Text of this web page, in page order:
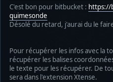
C'est bon pour bitbucket : https://
quimesonde
Désolé du retard, j'aurai du le
Pour récupérer les infos avec la
récupérer les balises
le texte pour les récupérer. De
sera dans l'extension Xtense.